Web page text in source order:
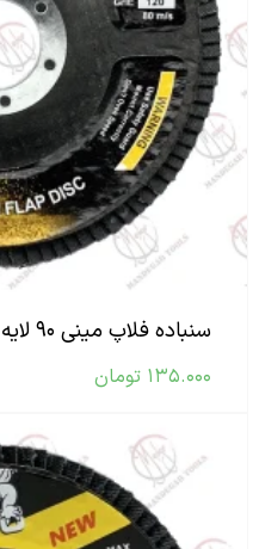
سنباده فلاپ مینی ۹۰ لایه P۱۲۰ گاندو (GANDO)
۱۳۵.۰۰۰ تومان